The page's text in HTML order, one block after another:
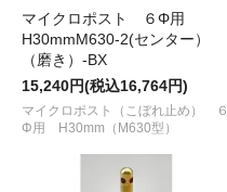
マイクロポスト ６Φ用
H30mmM630-2(センター）
（磨き）-BX
15,240円(税込16,764円)
マイクロポスト（こぼれ止め） ６
Φ用 H30mm（M630型）